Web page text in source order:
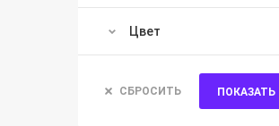
Цвет
СБРОСИТЬ ПОКАЗАТЬ